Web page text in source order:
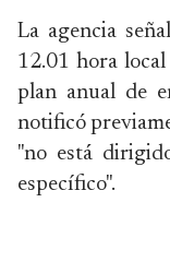
La agencia
12.01 hora
plan anual de
notificó
"no está
específico".